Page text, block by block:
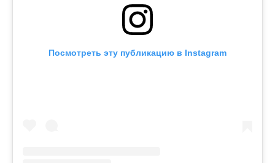
Посмотреть эту публикацию в Instagram